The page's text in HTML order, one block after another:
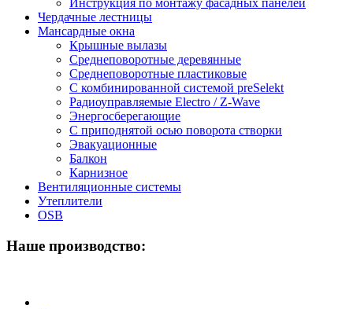
Чердачные лестницы
Мансардные окна
Крышные вылазы
Среднеповоротные деревянные
Среднеповоротные пластиковые
C комбинированной системой preSelekt
Радиоуправляемые Electro / Z-Wave
Энергосберегающие
С приподнятой осью поворота створки
Эвакуационные
Балкон
Карнизное
Вентиляционные системы
Утеплители
OSB
Наше производство: